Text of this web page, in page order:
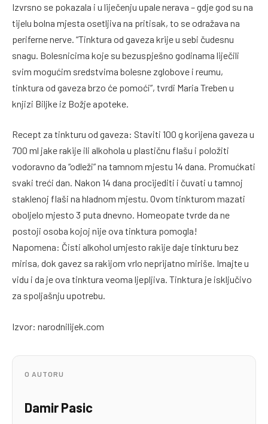
Izvrsno se pokazala i u liječenju upale nerava – gdje god su na
tijelu bolna mjesta osetljiva na pritisak, to se odražava na
periferne nerve. “Tinktura od gaveza krije u sebi čudesnu
snagu. Bolesnicima koje su bezuspješno godinama liječili
svim mogućim sredstvima bolesne zglobove i reumu,
tinktura od gaveza brzo će pomoći”, tvrdi Maria Treben u
knjizi Biljke iz Božje apoteke.
Recept za tinkturu od gaveza: Staviti 100 g korijena gaveza u
700 ml jake rakije ili alkohola u plastičnu flašu i položiti
vodoravno da “odleži” na tamnom mjestu 14 dana. Promućkati
svaki treći dan. Nakon 14 dana procijediti i čuvati u tamnoj
staklenoj flaši na hladnom mjestu. Ovom tinkturom mazati
oboljelo mjesto 3 puta dnevno. Homeopate tvrde da ne
postoji osoba kojoj nije ova tinktura pomogla!
Napomena: Čisti alkohol umjesto rakije daje tinkturu bez
mirisa, dok gavez sa rakijom vrlo neprijatno miriše. Imajte u
vidu i da je ova tinktura veoma ljepljiva. Tinktura je isključivo
za spoljašnju upotrebu.
Izvor: narodnilijek.com
O AUTORU
Damir Pasic